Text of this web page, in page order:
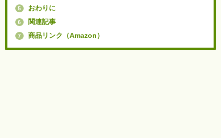
5 おわりに
6 関連記事
7 商品リンク（Amazon）